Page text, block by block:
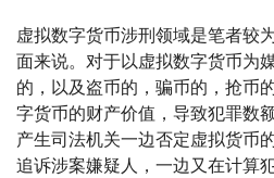
虚拟数字货币涉刑领域是笔者较
面来说。对于以虚拟数字货币为
的，以及盗币的，骗币的，抢币
字货币的财产价值，导致犯罪数
产生司法机关一边否定虚拟货币
追诉涉案嫌疑人，一边又在计算